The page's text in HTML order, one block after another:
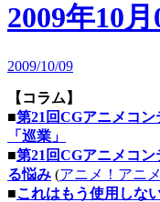
2009年10
2009/10/09
【コラム】
■第21回CGアニメコ
「巡業」
■第21回CGアニメコ
る悩み (アニメ！アニメ
■これはもう使用しな